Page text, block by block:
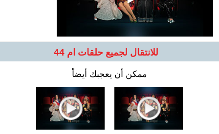
للانتقال لجميع حلقات ام 44
ممكن أن يعجبك أيضاً